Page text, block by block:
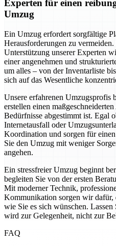
Experten für einen
Umzug
Ein Umzug erfordert sorgfältige
Herausforderungen zu
Unterstützung unserer Experten
einer angenehmen und
um alles – von der Inventarliste
sich auf das Wesentliche
Unsere erfahrenen Umzugsprofis
erstellen einen
Bedürfnisse abgestimmt ist. Egal
Internetausfall oder
Koordination und sorgen für
Sie den Umzug mit weniger
angehen.
Ein stressfreier Umzug beginnt
begleiten Sie von der ersten
Mit moderner Technik,
Kommunikation sorgen wir dafür,
wie Sie es sich wünschen.
wird zur Gelegenheit, nicht zur
FAQ